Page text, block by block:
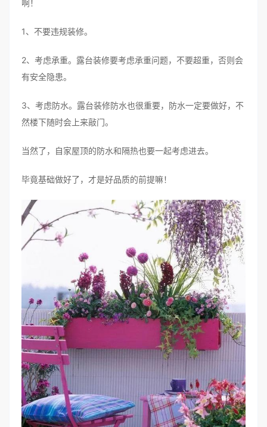
啊！
1、不要违规装修。
2、考虑承重。露台装修要考虑承重问题，不要超重，否则会
有安全隐患。
3、考虑防水。露台装修防水也很重要，防水一定要做好，不
然楼下随时会上来敲门。
当然了，自家屋顶的防水和隔热也要一起考虑进去。
毕竟基础做好了，才是好品质的前提嘛！